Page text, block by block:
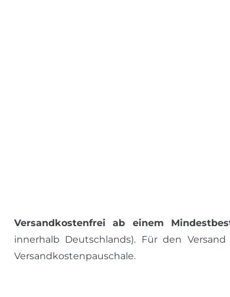
Versandkostenfrei ab einem
innerhalb Deutschlands). Für den
Versandkostenpauschale.